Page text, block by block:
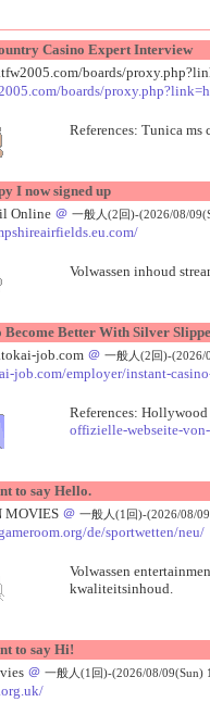
Casino Expert Interview
boards/
boards/
References: Tunica ms
I now signed up
Online ＠ 一般人(2回)-(2026/08/
Volwassen inhoud
Better With Silver
job.com ＠ 一般人(2回)-(2026/
job.com/employer/instant-
References:
offizielle-webseite-
to say Hello.
MOVIES ＠ 一般人(1回)-(2026/08/
de/sportwetten/neu/
Volwassen
kwaliteitsinhoud.
to say Hi!
＠ 一般人(1回)-(2026/08/09(Sun)